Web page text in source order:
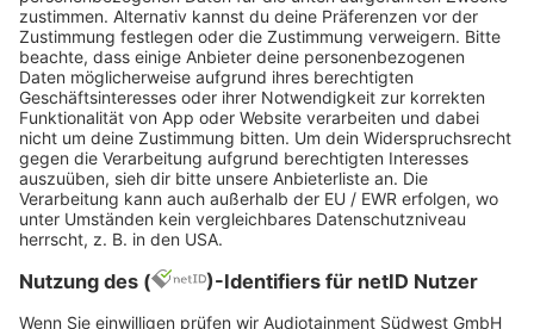
bigFM Deutschlands
biggste Beats